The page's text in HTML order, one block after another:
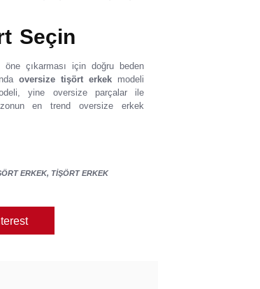
Seçin
çıkarması için doğru beden
oversize tişört erkekmodeli
yine oversize parçalar ile
en trend oversize erkek
ERKEK, TIŞÖRT ERKEK